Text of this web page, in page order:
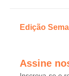
Edição
Assine